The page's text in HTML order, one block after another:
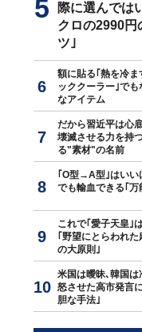
際に選んでは
クロの2990円
ツ｣
額に貼る｢熱を冷ま
ッククーラー｣で
なアイテム
だから習近平は心
壊滅させる力を持
る"素材"の名前
｢O型→A型｣はい
でも輸血できる｢
これで｢愛子天皇｣
｢野望にとらわれ
の大原則｣
米国は曖昧､韓国
怒させた高市発言
胆な手法｣